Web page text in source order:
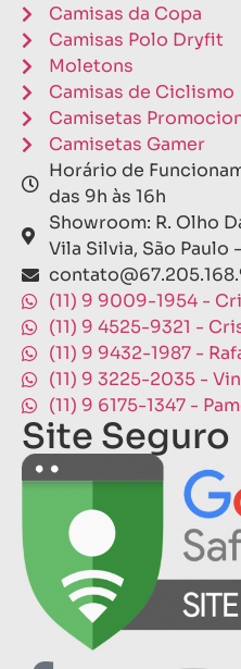
Camisas da Copa
Camisas Polo Dryfit
Moletons
Camisas de Ciclismo
Camisetas
Camisetas Gamer
Horário de
das 9h às 16h
Showroom: R. Olho
Vila Silvia, São
(11) 9 9009-1954 -
(11) 9 4525-9321 -
(11) 9 9432-1987 -
(11) 9 3225-2035 -
(11) 9 6175-1347 -
Site Seguro